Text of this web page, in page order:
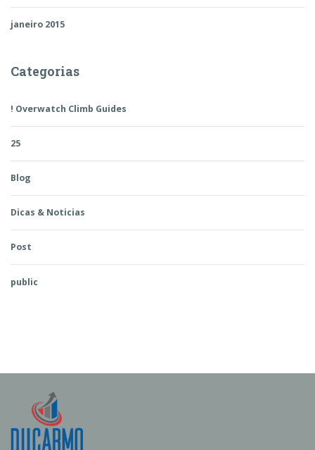
janeiro 2015
Categorias
! Overwatch Climb Guides
25
Blog
Dicas & Noticias
Post
public